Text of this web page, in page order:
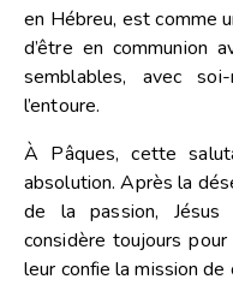
en Hébreu, est comme
d’être en communion
semblables, avec
l’entoure.
À Pâques, cette
absolution. Après la
de la passion, Jésus
considère toujours
leur confie la mission